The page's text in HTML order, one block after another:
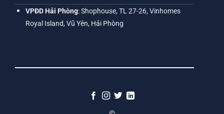
VPĐD Hải Phòng: Shophouse, TL 27-26, Vinhomes
Royal Island, Vũ Yên, Hải Phòng